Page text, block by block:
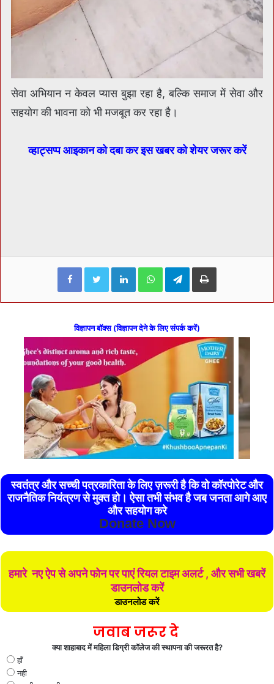
सेवा अभियान न केवल प्यास बुझा रहा है, बल्कि समाज में सेवा और
सहयोग की भावना को भी मजबूत कर रहा है।
व्हाट्सप्प आइकान को दबा कर इस खबर को शेयर जरूर करें
FacebookTwitterLinkedInWhatsAppTelegramPrint
विज्ञापन बॉक्स (विज्ञापन देने के लिए संपर्क करें)
स्वतंत्र और सच्ची पत्रकारिता के लिए ज़रूरी है कि वो कॉरपोरेट और
राजनैतिक नियंत्रण से मुक्त हो। ऐसा तभी संभव है जब जनता आगे आए
और सहयोग करे
Donate Now
हमारे नए ऐप से अपने फोन पर पाएं रियल टाइम अलर्ट , और सभी खबरें
डाउनलोड करें
डाउनलोड करें
जवाब जरूर दे
क्या शाहाबाद में महिला डिग्री कॉलेज की स्थापना की जरूरत है?
हाँ
नही